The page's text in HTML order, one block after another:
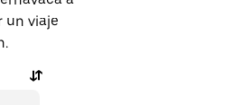
un viaje